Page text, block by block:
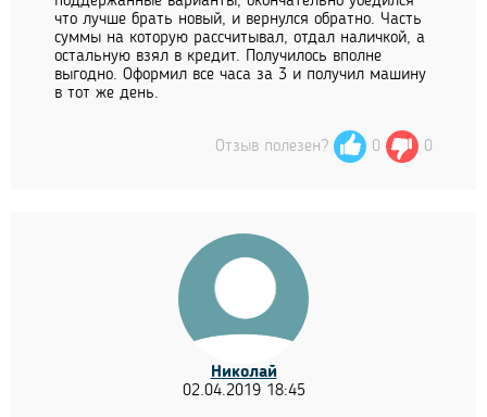
что лучше брать новый, и вернулся обратно. Часть
суммы на которую рассчитывал, отдал наличкой, а
остальную взял в кредит. Получилось вполне
выгодно. Оформил все часа за 3 и получил машину
в тот же день.
Отзыв полезен? 0 0
Николай
02.04.2019 18:45